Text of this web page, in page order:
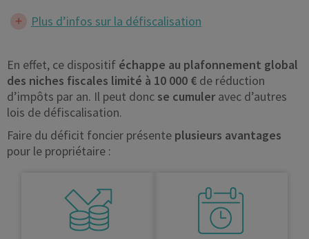
Plus d’infos sur la défiscalisation
En effet, ce dispositif échappe au plafonnement global
des niches fiscales limité à 10 000 € de réduction
d’impôts par an. Il peut donc se cumuleravec d’autres
lois de défiscalisation.
Faire du déficit foncier présente plusieurs avantages
pour le propriétaire :